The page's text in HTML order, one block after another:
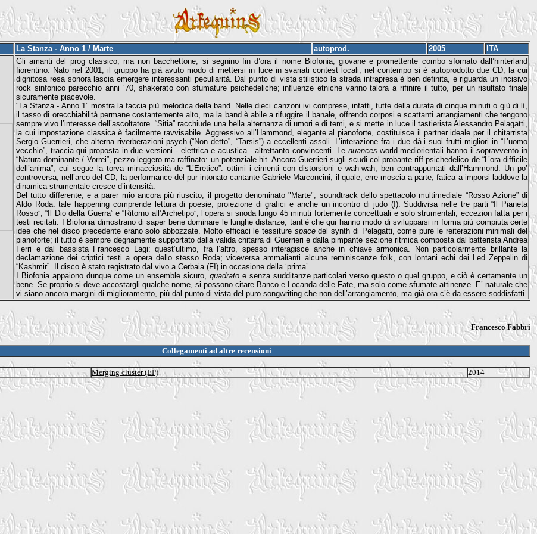
La Stanza - Anno 1 / Marte autoprod. 2005
ITA
Gli amanti del prog classico, ma non bacchettone, si segnino fin d’ora il nome Biofonia, giovane e promettente combo sfornato dall’hinterland
fiorentino. Nato nel 2001, il gruppo ha già avuto modo di mettersi in luce in svariati contest locali; nel contempo si è autoprodotto due CD, la cui
dignitosa resa sonora lascia emergere interessanti peculiarità. Dal punto di vista stilistico la strada intrapresa è ben definita, e riguarda un incisivo
rock sinfonico parecchio anni ‘70, shakerato con sfumature psichedeliche; influenze etniche vanno talora a rifinire il tutto, per un risultato finale
sicuramente piacevole.
"La Stanza - Anno 1" mostra la faccia più melodica della band. Nelle dieci canzoni ivi comprese, infatti, tutte della durata di cinque minuti o giù di lì,
il tasso di orecchiabilità permane costantemente alto, ma la band è abile a rifuggire il banale, offrendo corposi e scattanti arrangiamenti che tengono
sempre vivo l’interesse dell’ascoltatore. “Sitia” racchiude una bella alternanza di umori e di temi, e si mette in luce il tastierista Alessandro Pelagatti,
la cui impostazione classica è facilmente ravvisabile. Aggressivo all’Hammond, elegante al pianoforte, costituisce il partner ideale per il chitarrista
Sergio Guerrieri, che alterna riverberazioni psych (“Non detto”, “Tarsis”) a eccellenti assoli. L’interazione fra i due dà i suoi frutti migliori in “L’uomo
vecchio”, traccia qui proposta in due versioni - elettrica e acustica - altrettanto convincenti. Le nuances world-mediorientali hanno il sopravvento in
“Natura dominante / Vorrei”, pezzo leggero ma raffinato: un potenziale hit. Ancora Guerrieri sugli scudi col probante riff psichedelico de “L’ora difficile
dell’anima”, cui segue la torva minacciosità de “L’Eretico”: ottimi i cimenti con distorsioni e wah-wah, ben contrappuntati dall’Hammond. Un po’
controversa, nell’arco del CD, la performance del pur intonato cantante Gabriele Marconcini, il quale, erre moscia a parte, fatica a imporsi laddove la
dinamica strumentale cresce d’intensità.
Del tutto differente, e a parer mio ancora più riuscito, il progetto denominato "Marte", soundtrack dello spettacolo multimediale “Rosso Azione” di
Aldo Roda: tale happening comprende lettura di poesie, proiezione di grafici e anche un incontro di judo (!). Suddivisa nelle tre parti “Il Pianeta
Rosso”, “Il Dio della Guerra” e “Ritorno all’Archetipo”, l’opera si snoda lungo 45 minuti fortemente concettuali e solo strumentali, eccezion fatta per i
testi recitati. I Biofonia dimostrano di saper bene dominare le lunghe distanze, tant’è che qui hanno modo di svilupparsi in forma più compiuta certe
idee che nel disco precedente erano solo abbozzate. Molto efficaci le tessiture spacedel synth di Pelagatti, come pure le reiterazioni minimali del
pianoforte; il tutto è sempre degnamente supportato dalla valida chitarra di Guerrieri e dalla pimpante sezione ritmica composta dal batterista Andrea
Ferri e dal bassista Francesco Lagi: quest’ultimo, fra l’altro, spesso interagisce anche in chiave armonica. Non particolarmente brillante la
declamazione dei criptici testi a opera dello stesso Roda; viceversa ammalianti alcune reminiscenze folk, con lontani echi dei Led Zeppelin di
“Kashmir”. Il disco è stato registrato dal vivo a Cerbaia (FI) in occasione della ‘prima’.
I Biofonia appaiono dunque come un ensemble sicuro, quadratoe senza sudditanze particolari verso questo o quel gruppo, e ciò è certamente un
bene. Se proprio si deve accostargli qualche nome, si possono citare Banco e Locanda delle Fate, ma solo come sfumate attinenze. E’ naturale che
vi siano ancora margini di miglioramento, più dal punto di vista del puro songwriting che non dell’arrangiamento, ma già ora c’è da essere soddisfatti.
Francesco Fabbri
Collegamenti ad altre recensioni
Merging cluster (EP) 2014